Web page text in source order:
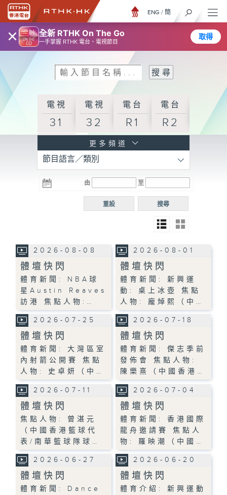
× 全新 RTHK On The Go
一手掌握 RTHK 電台、電視節目
取得
ENG / 簡
電視
31
電視
32
電台
R1
電台
R2
R3
電台 電台
R5
電台
普通
更多頻道
節目語言／類別
由 至
搜尋
重設
2026-08-08
體壇快閃
體育新聞: NBA球
星Austin Reaves
訪港 焦點人物:…
2026-08-01
體壇快閃
體育新聞: 新興運
動: 桌上冰壺 焦點
人物: 龐焯熙（中…
2026-07-25
體壇快閃
體育新聞: 大灣區室
內射箭公開賽 焦點
人物: 史卓妍（中…
2026-07-18
體壇快閃
體育新聞: 傑志季前
發佈會 焦點人物:
陳樂熹（中國香港…
2026-07-11
體壇快閃
焦點人物: 曾湛元
（中國香港籃球代
表/南華籃球隊球…
2026-07-04
體壇快閃
體育新聞: 香港國際
龍舟邀請賽 焦點人
物: 羅映潮（中國…
2026-06-27
體壇快閃
體育新聞: Dance
2026-06-20
體壇快閃
體育介紹: 新興運動